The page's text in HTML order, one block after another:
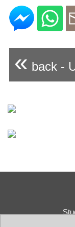
« back -